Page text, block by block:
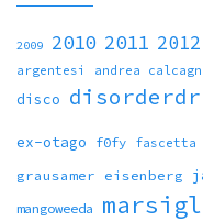
2009 2010 2011 2012
argentesi
andrea
disco
ex-otago f0fy fascetta
grausamer eisenberg
mangoweeda